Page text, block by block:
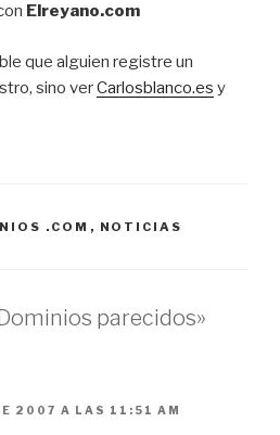
Elreyano.com
que alguien registre un
sino verCarlosblanco.es y
.COM , NOTICIAS
parecidos»
2007 A LAS 11:51 AM